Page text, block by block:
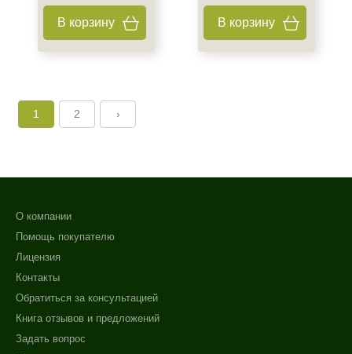
В корзину В корзину
1 2 ›
О компании
Помощь покупателю
Лицензия
Контакты
Обратиться за консультацией
Книга отзывов и предложений
Задать вопрос